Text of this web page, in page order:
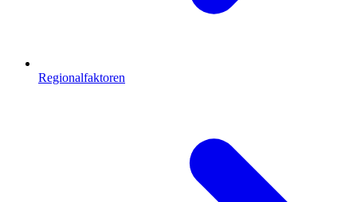
Regionalfaktoren